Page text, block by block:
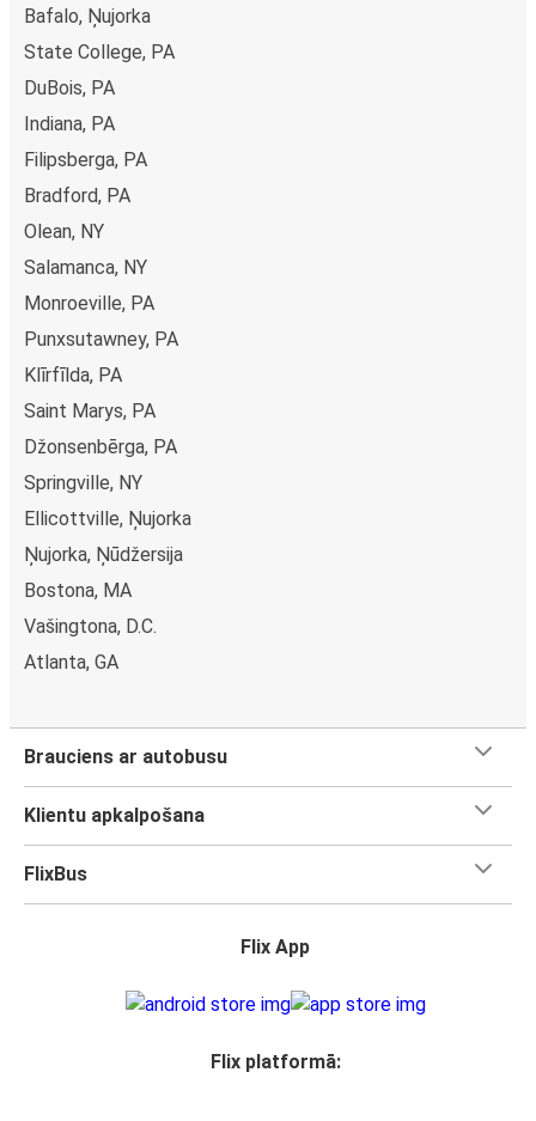
Bafalo, Ņujorka
State College, PA
DuBois, PA
Indiana, PA
Filipsberga, PA
Bradford, PA
Olean, NY
Salamanca, NY
Monroeville, PA
Punxsutawney, PA
Klīrfīlda, PA
Saint Marys, PA
Džonsenbērga, PA
Springville, NY
Ellicottville, Ņujorka
Ņujorka, Ņūdžersija
Bostona, MA
Vašingtona, D.C.
Atlanta, GA
Brauciens ar autobusu
Klientu apkalpošana
FlixBus
Flix App
Flix platformā: